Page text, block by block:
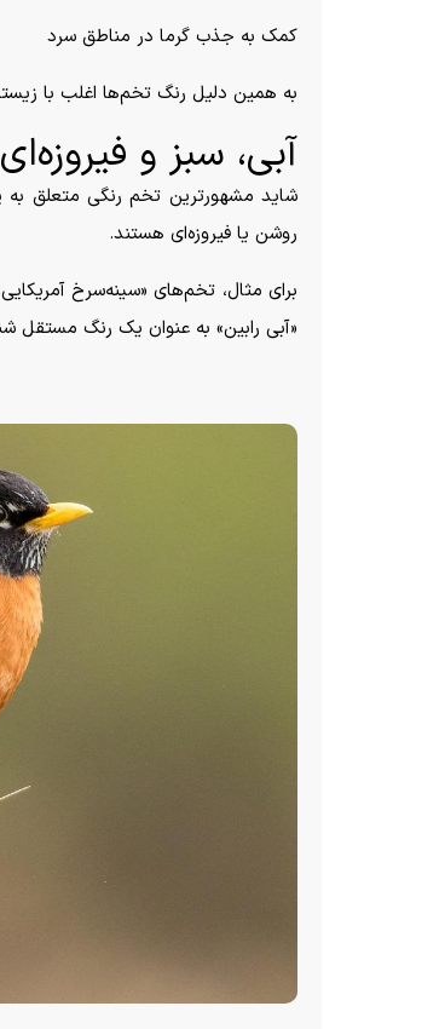
کمک به جذب گرما در مناطق سرد
به همین دلیل رنگ تخم‌ها اغلب با
آبی، سبز و
شاید مشهورترین تخم رنگی متعلق به
روشن یا فیروزه‌ای هستند.
«آبی رابین» به عنوان یک رنگ مستقل